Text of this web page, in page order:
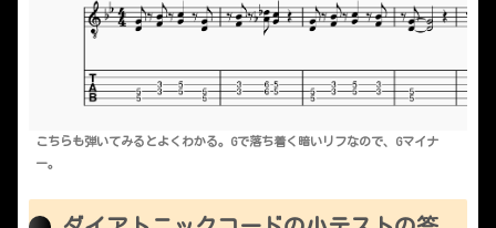
こちらも弾いてみるとよくわかる。Gで落ち着く暗いリフなので、Gマイナ
ー。